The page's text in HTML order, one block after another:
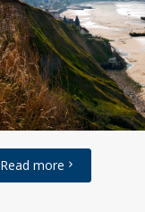
Read more